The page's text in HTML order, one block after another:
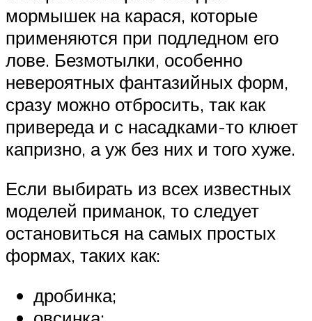
мормышек на карася, которые
применяются при подледном его
лове. Безмотылки, особенно
невероятных фантазийных форм,
сразу можно отбросить, так как
привереда и с насадками-то клюет
капризно, а уж без них и того хуже.
Если выбирать из всех известных
моделей приманок, то следует
остановиться на самых простых
формах, таких как:
дробинка;